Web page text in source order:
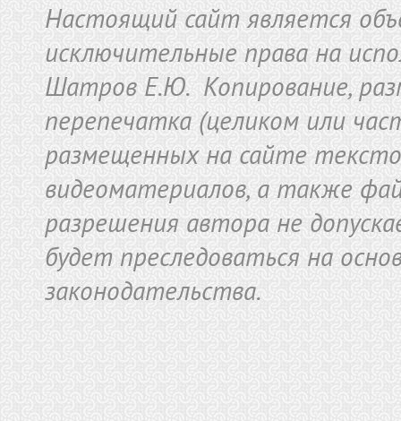
Настоящий сайт является
исключительные права на
Шатров Е.Ю. Копирование,
перепечатка (целиком или
размещенных на сайте
видеоматериалов, а также
разрешения автора не
будет преследоваться на
законодательства.